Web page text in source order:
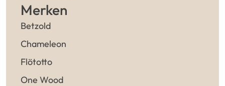
Merken
Betzold
Chameleon
Flötotto
One Wood